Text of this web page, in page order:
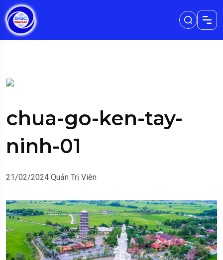
chua-go-ken-tay-
ninh-01
21/02/2024 Quản Trị Viên